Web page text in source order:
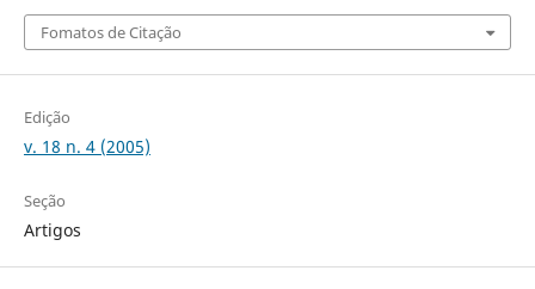
Fomatos de Citação
Edição
v. 18 n. 4 (2005)
Seção
Artigos